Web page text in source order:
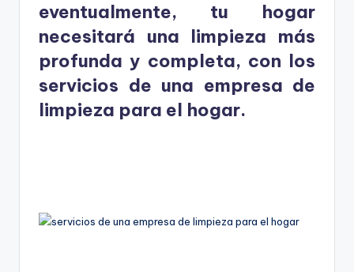
eventualmente, tu hogar
necesitará una limpieza más
profunda y completa, con los
servicios de una empresa de
limpieza para el hogar.